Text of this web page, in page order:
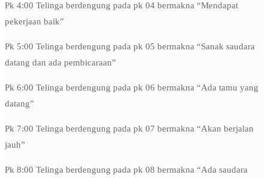
Pk 4:00 Telinga berdengung pada pk 04 bermakna “Mendapat
pekerjaan baik”
Pk 5:00 Telinga berdengung pada pk 05 bermakna “Sanak saudara
datang dan ada pembicaraan”
Pk 6:00 Telinga berdengung pada pk 06 bermakna “Ada tamu yang
datang”
Pk 7:00 Telinga berdengung pada pk 07 bermakna “Akan berjalan
jauh”
Pk 8:00 Telinga berdengung pada pk 08 bermakna “Ada saudara